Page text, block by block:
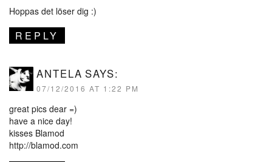
Hoppas det löser dig :)
REPLY
ANTELA SAYS:
07/12/2016 AT 1:22 PM
great pics dear =)
have a nice day!
kisses Blamod
http://blamod.com